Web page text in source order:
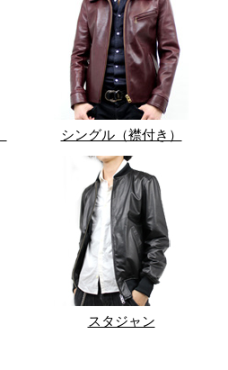
シングル（襟付き）
スタジャン